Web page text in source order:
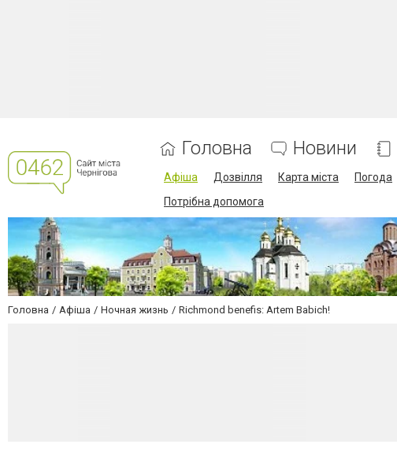
Головна Новини
Афіша Дозвілля Карта міста Погода
Потрібна допомога
Головна Афіша Ночная жизнь Richmond benefis: Artem Babich!